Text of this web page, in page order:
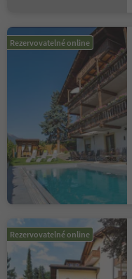
Rezervovatelné online
Rezervovatelné online